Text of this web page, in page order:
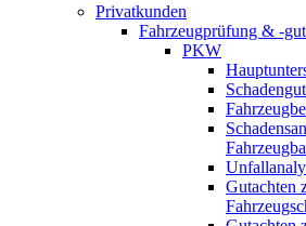
Privatkunden
Fahrzeugprüfung & -
PKW
Gutachten